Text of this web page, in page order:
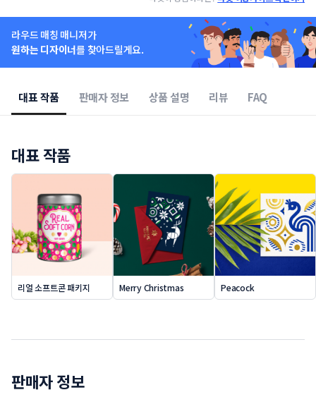
일러스트 시리즈 (3종) 메인 그래픽모티브 1개 기준 채색 포함
원본 파일 제공
상업적 활용, 상담 후 협의
원하는 디자이너를 찾아드릴게요.
대표 작품 판매자 정보 상품 설명 리뷰 FAQ
대표 작품
리얼 소프트콘 패키지 Merry Christmas Peacock
판매자 정보